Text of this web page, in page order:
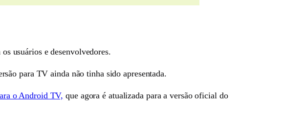
usuários e desenvolvedores.
para TV ainda não tinha sido apresentada.
o Android TV, que agora é atualizada para a versão oficial do